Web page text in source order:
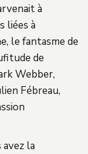
à
liées à
le fantasme de
de
Webber,
Fébreau,
la